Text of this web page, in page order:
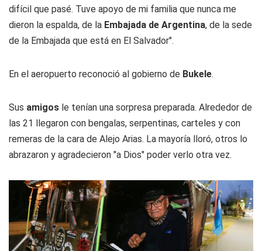
difícil que pasé. Tuve apoyo de mi familia que nunca me
dieron la espalda, de la Embajada de Argentina, de la sede
de la Embajada que está en El Salvador".
En el aeropuerto reconoció al gobierno de Bukele.
Sus amigos le tenían una sorpresa preparada. Alrededor de
las 21 llegaron con bengalas, serpentinas, carteles y con
remeras de la cara de Alejo Arias. La mayoría lloró, otros lo
abrazaron y agradecieron "a Dios" poder verlo otra vez.